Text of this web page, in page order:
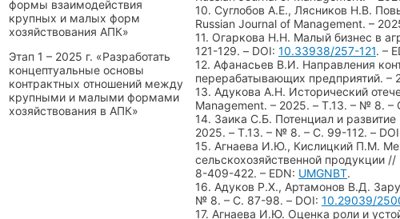
формы взаимодействия
крупных и малых форм
хозяйствования АПК»
Этап 1 – 2025 г. «Разработать
концептуальные основы
контрактных отношений между
крупными и малыми формами
хозяйствования в АПК»
10. Суглобов А.Е., Лясников Н.В.
Russian Journal of Management. –
11. Огаркова Н.Н. Малый бизнес в
121-129. – DOI: 10.33938/257-121. –
12. Афанасьев В.И. Направления
перерабатывающих предприятий.
13. Адукова А.Н. Исторический
Management. – 2025. – Т.13. – № 8. –
14. Заика С.Б. Потенциал и
2025. – Т.13. – № 8. – С. 99-112. –
15. Агнаева И.Ю., Кислицкий П.М.
сельскохозяйственной продукции
8-409-422. – EDN: UMGNBT.
16. Адуков Р.Х., Артамонов В.Д.
№ 8. – С. 87-98. – DOI: 10.29039/
17. Агнаева И.Ю. Оценка роли и